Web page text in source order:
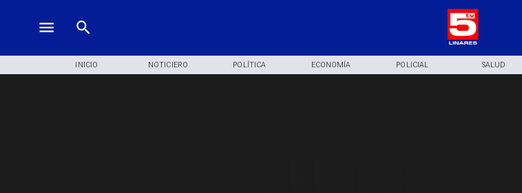
INICIO NOTICIERO POLÍTICA ECONOMÍA POLICIAL SALUD